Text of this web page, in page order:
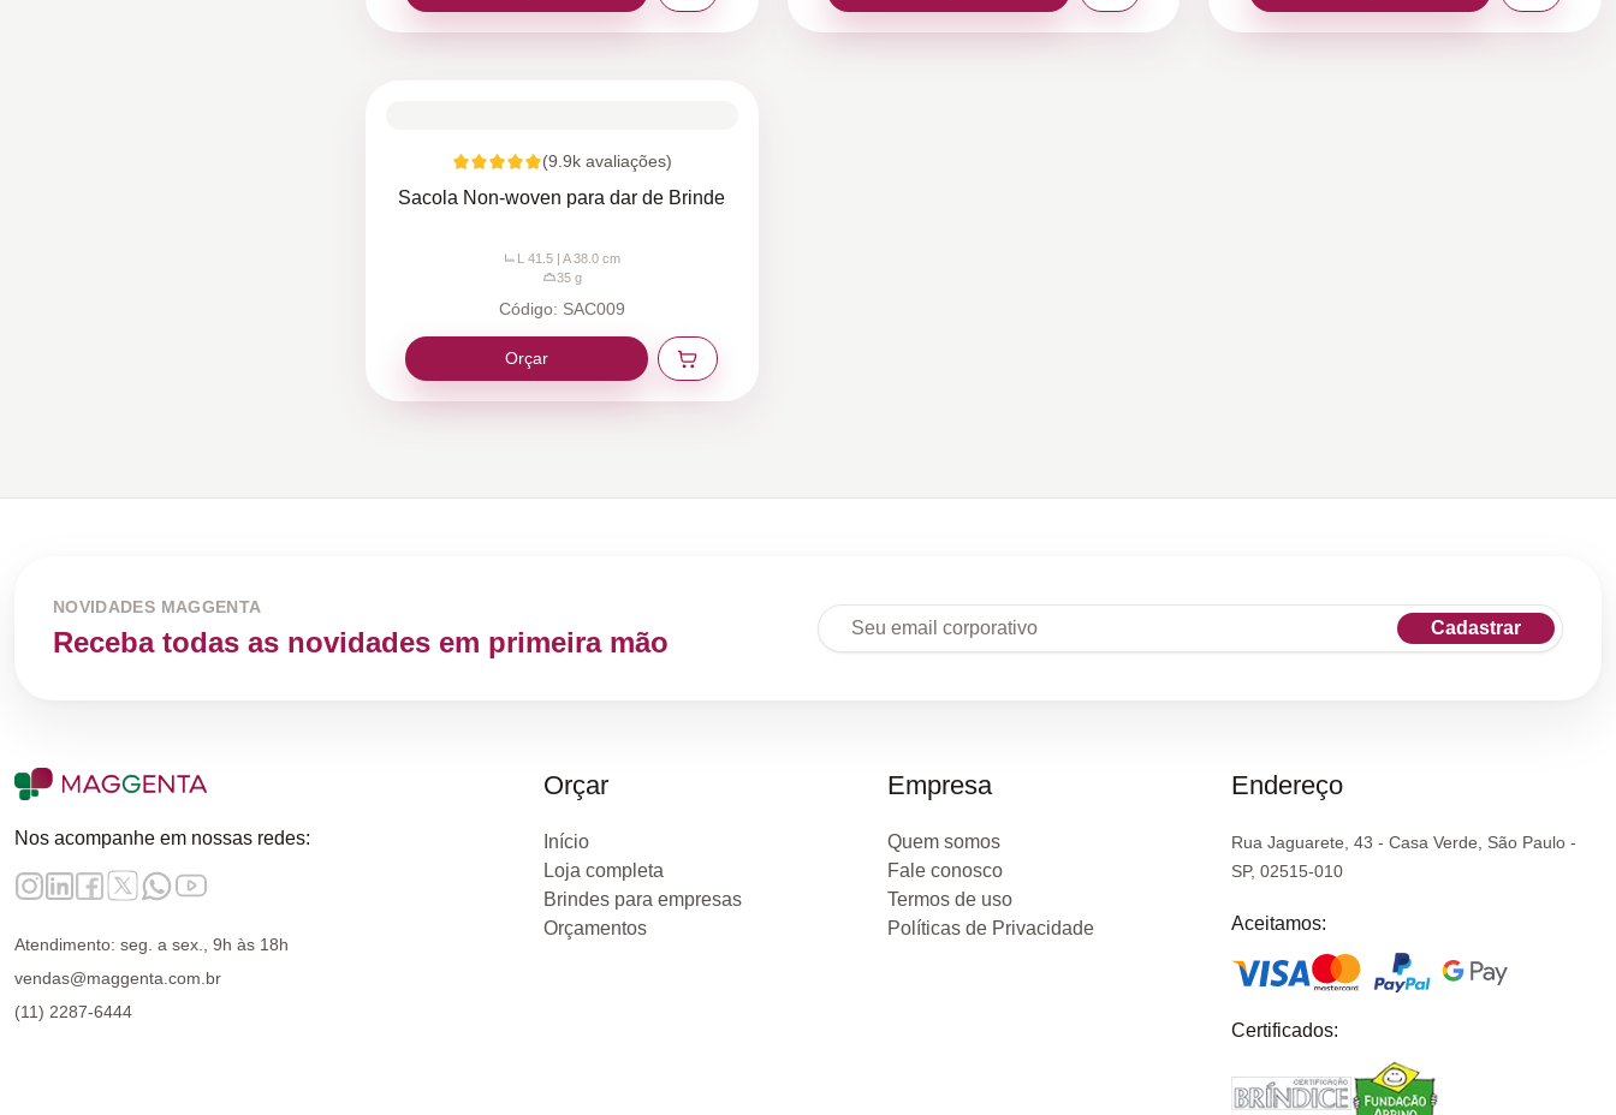
(9.9kavaliações)
Sacola Non-woven para dar de Brinde
L 41.5 | A 38.0 cm
35g
Código: SAC009
Orçar
NOVIDADES MAGGENTA
Receba todas as novidades em primeira mão Cadastrar
Nos acompanhe em nossas redes:
Atendimento: seg. a sex., 9h às 18h
vendas@maggenta.com.br
(11) 2287-6444
Orçar
Início
Loja completa
Brindes para empresas
Orçamentos
Empresa
Quem somos
Fale conosco
Termos de uso
Políticas de Privacidade
Endereço
Rua Jaguarete, 43 - Casa Verde, São Paulo -
SP, 02515-010
Aceitamos:
Certificados: